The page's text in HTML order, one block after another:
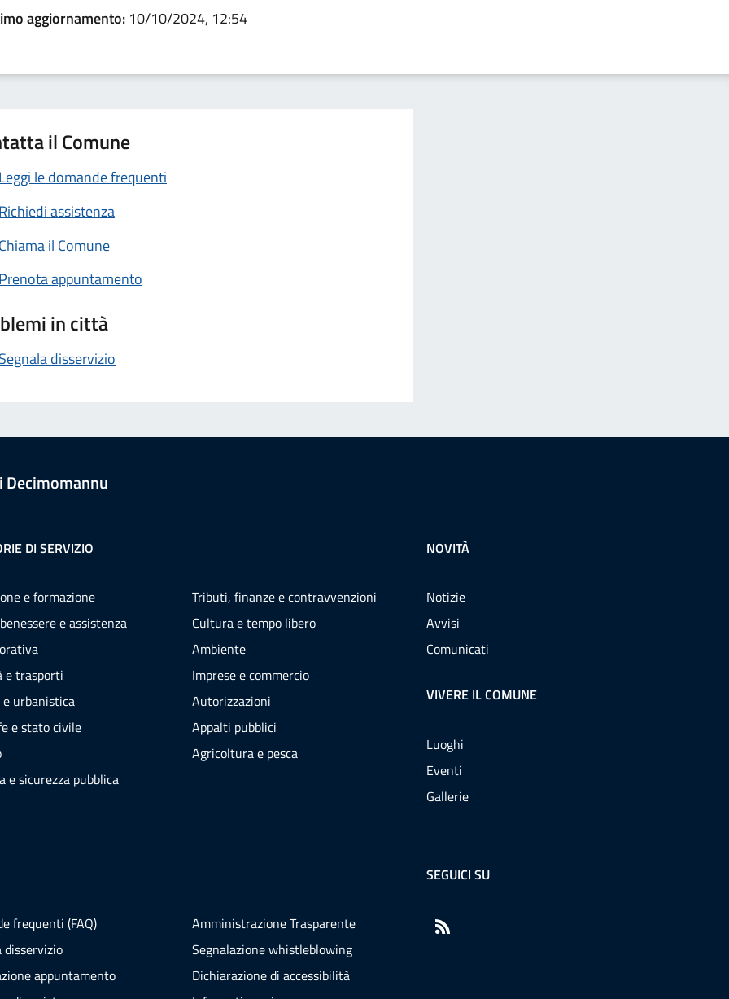
aggiornamento: 10/10/2024, 12:54
il Comune
Leggi le domande frequenti
Richiedi assistenza
Chiama il Comune
Prenota appuntamento
in città
Segnala disservizio
Decimomannu
DI SERVIZIO
e formazione
e assistenza
e trasporti
e urbanistica
e stato civile
e sicurezza pubblica
Tributi, finanze e contravvenzioni
Cultura e tempo libero
Ambiente
Imprese e commercio
Autorizzazioni
Appalti pubblici
Agricoltura e pesca
NOVITÀ
Notizie
Avvisi
Comunicati
VIVERE IL COMUNE
Luoghi
Eventi
Gallerie
frequenti (FAQ)
disservizio
appuntamento
Amministrazione Trasparente
Segnalazione whistleblowing
Dichiarazione di accessibilità
SEGUICI SU